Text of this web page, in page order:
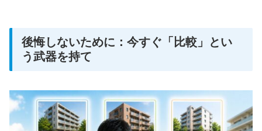
後悔しないために：今すぐ「比較」とい
う武器を持て